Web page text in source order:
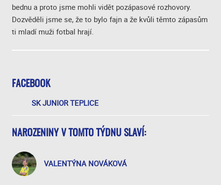
FACEBOOK
SK JUNIOR TEPLICE
NAROZENINY V TOMTO TÝDNU SLAVÍ:
VALENTÝNA NOVÁKOVÁ
bednu a proto jsme mohli vidět pozápasové rozhovory.
Dozvěděli jsme se, že to bylo fajn a že kvůli těmto zápasům
ti mladí muži fotbal hrají.